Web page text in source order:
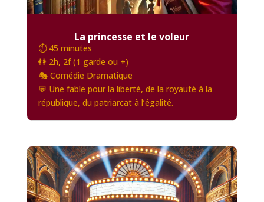
La princesse et le voleur
⏱️ 45 minutes
👫 2h, 2f (1 garde ou +)
🎭 Comédie Dramatique
💬 Une fable pour la liberté, de la royauté à la
république, du patriarcat à l’égalité.